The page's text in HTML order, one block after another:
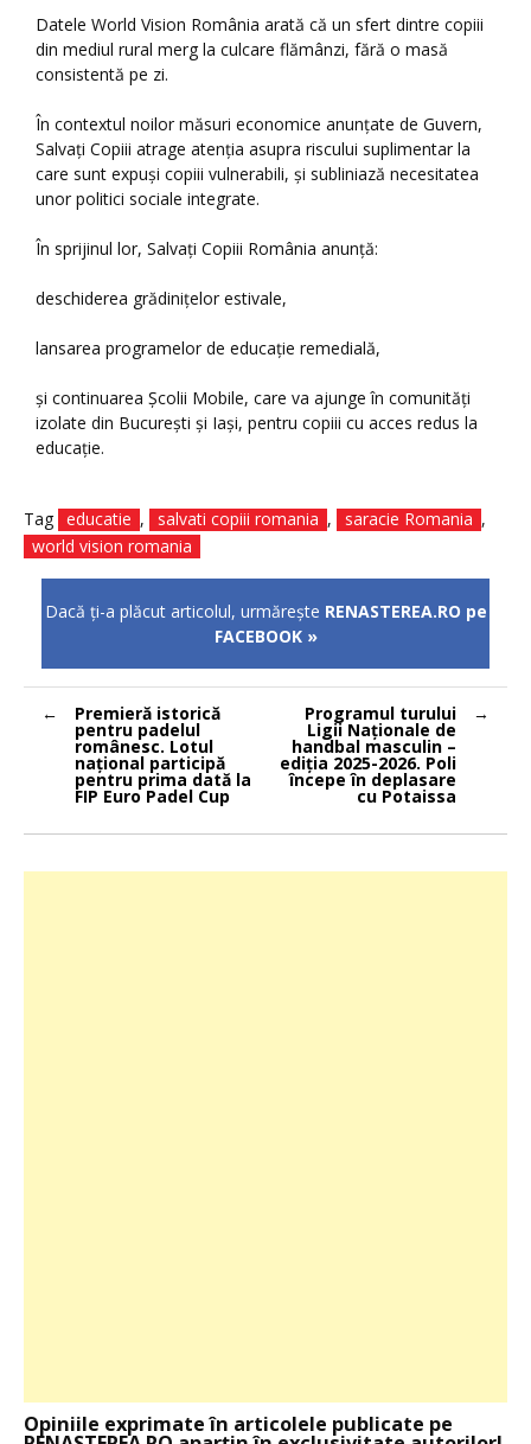
Datele World Vision România arată că un sfert dintre copiii
din mediul rural merg la culcare flămânzi, fără o masă
consistentă pe zi.
În contextul noilor măsuri economice anunțate de Guvern,
Salvați Copiii atrage atenția asupra riscului suplimentar la
care sunt expuși copiii vulnerabili, și subliniază necesitatea
unor politici sociale integrate.
În sprijinul lor, Salvați Copiii România anunță:
deschiderea grădinițelor estivale,
lansarea programelor de educație remedială,
și continuarea Școlii Mobile, care va ajunge în comunități
izolate din București și Iași, pentru copiii cu acces redus la
educație.
Tag educatie , salvati copiii romania , saracie Romania ,
world vision romania
Dacă ţi-a plăcut articolul, urmăreşte RENASTEREA.RO pe
FACEBOOK »
Navigare
în
articole
Premieră istorică
pentru padelul
românesc. Lotul
național participă
pentru prima dată la
FIP Euro Padel Cup
Programul turului
Ligii Naționale de
handbal masculin –
ediția 2025-2026. Poli
începe în deplasare
cu Potaissa
Opiniile exprimate în articolele publicate pe